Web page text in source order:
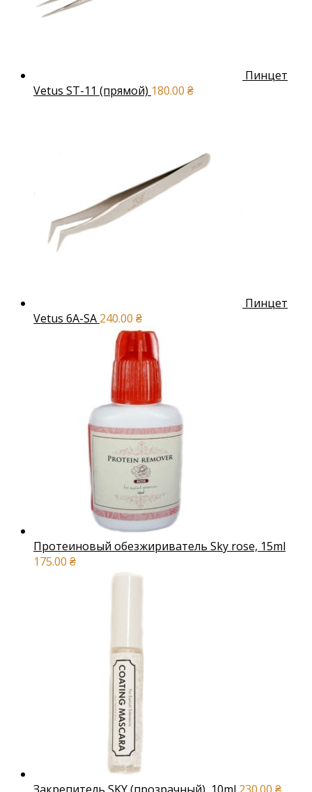
Пинцет
Vetus ST-11 (прямой) 180.00 ₴
Пинцет
Vetus 6A-SA 240.00 ₴
Протеиновый обезжириватель Sky rose, 15ml
175.00 ₴